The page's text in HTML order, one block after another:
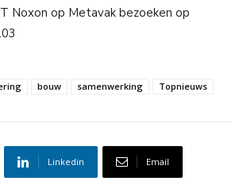
Noxon op Metavak bezoeken op
bouw samenwerking Topnieuws
Linkedin Email